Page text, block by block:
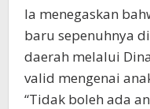
Ia menegaskan
baru sepenuhnya
daerah melalui
valid mengenai
“Tidak boleh ada